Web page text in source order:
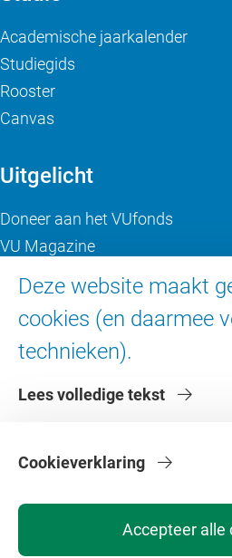
Deze website maakt
cookies (en daarmee
technieken).
Lees volledige tekst
Accepteer alle
Cookieverklaring
Academische jaarkalender
Studiegids
Rooster
Canvas
Uitgelicht
Doneer aan het VUfonds
VU Magazine
Over de VU
Contact en route
Faculteiten